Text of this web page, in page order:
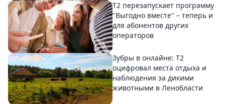
Т2 перезапускает программу
"Выгодно вместе" – теперь и
для абонентов других
операторов
Зубры в онлайне: Т2
оцифровал места отдыха и
наблюдения за дикими
животными в Ленобласти